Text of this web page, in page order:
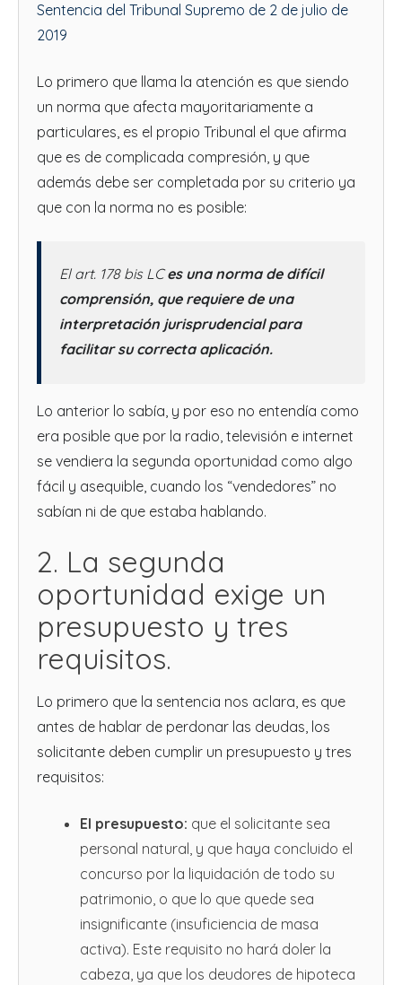
Sentencia del Tribunal Supremo de 2 de julio de
2019
Lo primero que llama la atención es que siendo
un norma que afecta mayoritariamente a
particulares, es el propio Tribunal el que afirma
que es de complicada compresión, y que
además debe ser completada por su criterio ya
que con la norma no es posible:
El art. 178 bis LCes una norma de difícil
comprensión, que requiere de una
interpretación jurisprudencial para
facilitar su correcta aplicación.
Lo anterior lo sabía, y por eso no entendía como
era posible que por la radio, televisión e internet
se vendiera la segunda oportunidad como algo
fácil y asequible, cuando los “vendedores” no
sabían ni de que estaba hablando.
2. La segunda
oportunidad exige un
presupuesto y tres
requisitos.
Lo primero que la sentencia nos aclara, es que
antes de hablar de perdonar las deudas, los
solicitante deben cumplir un presupuesto y tres
requisitos:
El presupuesto: que el solicitante sea
personal natural, y que haya concluido el
concurso por la liquidación de todo su
patrimonio, o que lo que quede sea
insignificante (insuficiencia de masa
activa). Este requisito no hará doler la
cabeza, ya que los deudores de hipoteca